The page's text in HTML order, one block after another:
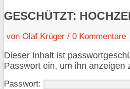
GESCHÜTZT:
von Olaf Krüger / 0 Kommentare
Dieser Inhalt ist
Passwort ein, um ihn anzeigen
Passwort: